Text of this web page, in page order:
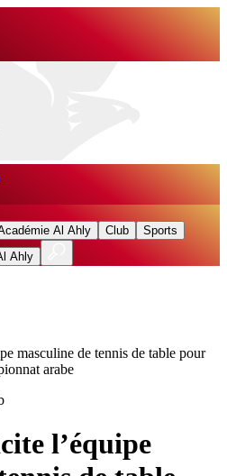
Al Ahly Club
Sports
Ahly
masculine de tennis de table pour
arabe
l’équipe